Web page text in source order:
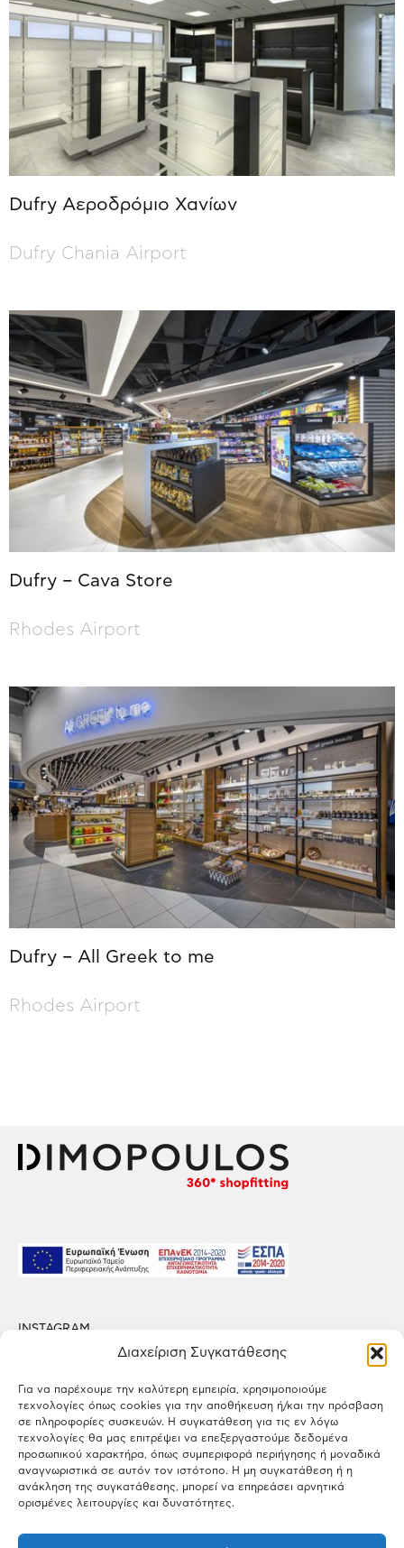
Διαχείριση Συγκατάθεσης
Για να παρέχουμε την καλύτερη εμπειρία, χρησιμοποιούμε
τεχνολογίες όπως cookies για την αποθήκευση ή/και την πρόσβαση
σε πληροφορίες συσκευών. Η συγκατάθεση για τις εν λόγω
τεχνολογίες θα μας επιτρέψει να επεξεργαστούμε δεδομένα
προσωπικού χαρακτήρα, όπως συμπεριφορά περιήγησης ή μοναδικά
αναγνωριστικά σε αυτόν τον ιστότοπο. Η μη συγκατάθεση ή η
ανάκληση της συγκατάθεσης, μπορεί να επηρεάσει αρνητικά
ορισμένες λειτουργίες και δυνατότητες.
Dufry Αεροδρόμιο Χανίων
Dufry Chania Airport
Dufry – Cava Store
Rhodes Airport
Dufry – All Greek to me
Rhodes Airport
INSTAGRAM
PRIVACY POLICY
TERMS OF USE
FACTORY
Patima Schimatariou, P.C. 32009 Schimatari, Viotia
OFFICES